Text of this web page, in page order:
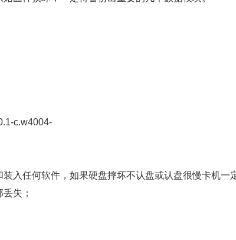
c.w4004-
入任何软件，如果硬盘摔坏不认盘或认盘很慢卡机一
失；